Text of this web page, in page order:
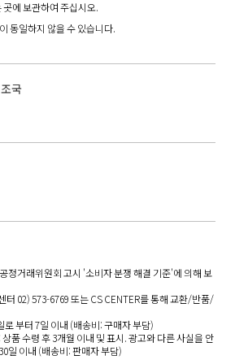
에 보관하여 주십시오.
동일하지 않을 수 있습니다.
국
정거래위원회 고시 '소비자 분쟁 해결 기준'에 의해 보
터 02) 573-6769 또는 CS CENTER를 통해 교환/반품/
부터 7일 이내 (배송비: 구매자 부담)
품 수령 후 3개월 이내 및 표시. 광고와 다른 사실을 안
일 이내 (배송비: 판매자 부담)